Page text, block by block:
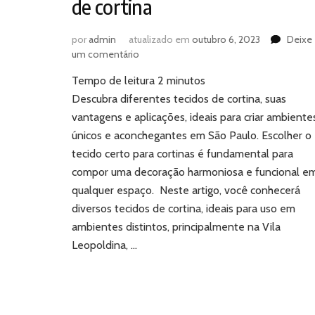
de cortina
poradmin atualizado em outubro 6, 2023
Deixe
um comentário
os
diferentes
tecidos
de
cortina
Tempo de leitura 2 minutos
Descubra diferentes tecidos de cortina, suas
vantagens e aplicações, ideais para criar
únicos e aconchegantes em São Paulo. Escolher o
tecido certo para cortinas é fundamental para
compor uma decoração harmoniosa e funcional
qualquer espaço. Neste artigo, você conhecerá
diversos tecidos de cortina, ideais para uso em
ambientes distintos, principalmente na Vila
Leopoldina, …